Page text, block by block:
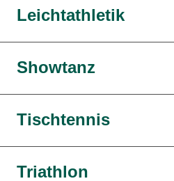
Leichtathletik
Showtanz
Tischtennis
Triathlon